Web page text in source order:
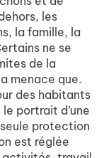
les
la famille, la
ne se
de la
menace que.
des habitants
portrait d’une
protection
est réglée